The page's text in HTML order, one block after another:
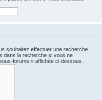
souhaitez effectuer une recherche.
dans la recherche si vous ne
forums » affichée ci-dessous.